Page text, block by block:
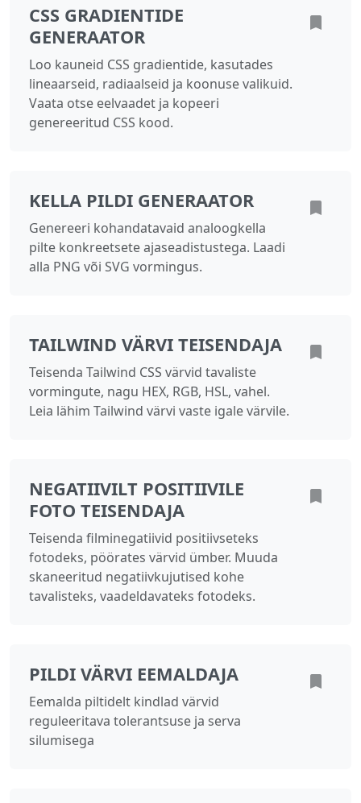
CSS GRADIENTIDE
GENERAATOR
Loo kauneid CSS gradientide, kasutades
lineaarseid, radiaalseid ja koonuse valikuid.
Vaata otse eelvaadet ja kopeeri
genereeritud CSS kood.
KELLA PILDI GENERAATOR
Genereeri kohandatavaid analoogkella
pilte konkreetsete ajaseadistustega. Laadi
alla PNG või SVG vormingus.
TAILWIND VÄRVI TEISENDAJA
Teisenda Tailwind CSS värvid tavaliste
vormingute, nagu HEX, RGB, HSL, vahel.
Leia lähim Tailwind värvi vaste igale värvile.
NEGATIIVILT POSITIIVILE
FOTO TEISENDAJA
Teisenda filminegatiivid positiivseteks
fotodeks, pöörates värvid ümber. Muuda
skaneeritud negatiivkujutised kohe
tavalisteks, vaadeldavateks fotodeks.
PILDI VÄRVI EEMALDAJA
Eemalda piltidelt kindlad värvid
reguleeritava tolerantsuse ja serva
silumisega